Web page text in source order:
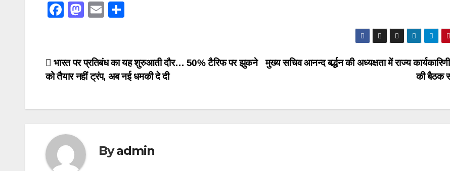
F
e
b
o
M
o
d
n
E
e
Post
navigation
मुख्य सचिव आनन्द बर्द्धन की अध्यक्षता में राज्य
की बैठक
भारत पर प्रतिबंध का यह शुरुआती दौर… 50% टैरिफ पर झुकने
को तैयार नहीं ट्रंप, अब नई धमकी दे दी
Byadmin